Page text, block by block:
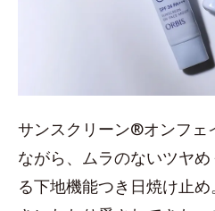
サンスクリーン®オンフェ
ながら、ムラのないツヤ
る下地機能つき日焼け止